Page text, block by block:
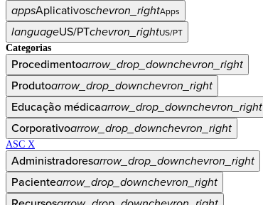
appsAplicativoschevron_rightApps
languageUS/PTchevron_rightUS/PT
Categorias
Procedimentoarrow_drop_downchevron_right
Produtoarrow_drop_downchevron_right
Educação médicaarrow_drop_downchevron_right
Corporativoarrow_drop_downchevron_right
ASC X
Administradoresarrow_drop_downchevron_right
Pacientearrow_drop_downchevron_right